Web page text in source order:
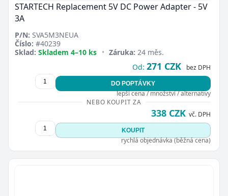
STARTECH Replacement 5V DC Power Adapter - 5V
3A
P/N: SVA5M3NEUA
Číslo: #40239
Sklad: Skladem 4–10 ks • Záruka: 24 měs.
Od: 271 CZK bez DPH
DO POPTÁVKY
lepší cena / množství / alternativy
NEBO KOUPIT ZA
338 CZK vč. DPH
KOUPIT
rychlá objednávka (běžná cena)